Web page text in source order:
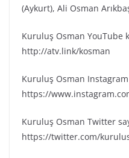
(Aykurt), Ali Osman
Kuruluş Osman YouTube
http://atv.link/kosman
Kuruluş Osman Instagram
https://
Kuruluş Osman Twitter
https://twitter.com/